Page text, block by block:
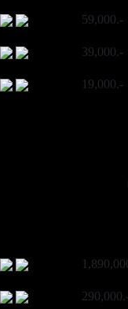
59,000.-
39,000.-
19,000.-